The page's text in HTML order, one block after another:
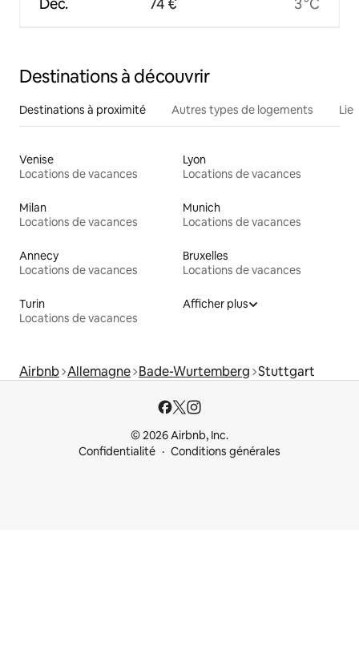
Destinations à découvrir
Destinations à proximité Autres types de logements
Venise
Locations de vacances
Lyon
Locations de vacances
Milan
Locations de vacances
Munich
Locations de vacances
Annecy
Locations de vacances
Bruxelles
Locations de vacances
Turin
Locations de vacances
Afficher plus
Airbnb Allemagne Bade-Wurtemberg Stuttgart
© 2026 Airbnb, Inc.
Confidentialité
Conditions générales